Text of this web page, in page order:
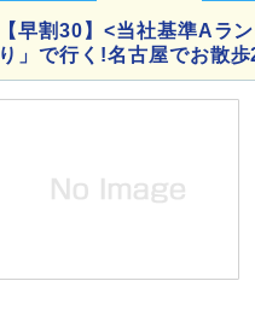
【早割30】<当社基準Aラ
り」で行く!名古屋でお散歩